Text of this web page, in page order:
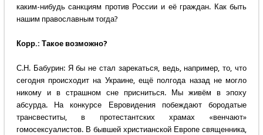
каким-нибудь санкциям против России и её граждан. Как быть
нашим православным тогда?
Корр.: Такое возможно?
С.Н. Бабурин: Я бы не стал зарекаться, ведь, например, то, что
сегодня происходит на Украине, ещё полгода назад не могло
никому и в страшном сне присниться. Мы живём в эпоху
абсурда. На конкурсе Евровидения побеждают бородатые
трансвеститы, в протестантских храмах «венчают»
гомосексуалистов. В бывшей христианской Европе священника,